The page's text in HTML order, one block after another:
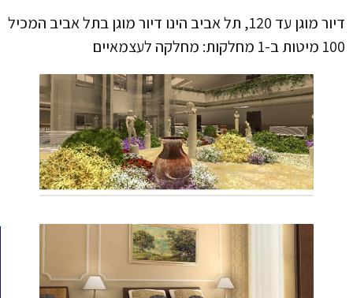
דיור מוגן עד 120, תל אביב הינו דיור מוגן בתל אביב המכיל
100 מיטות ב-1 מחלקות: מחלקה לעצמאיים